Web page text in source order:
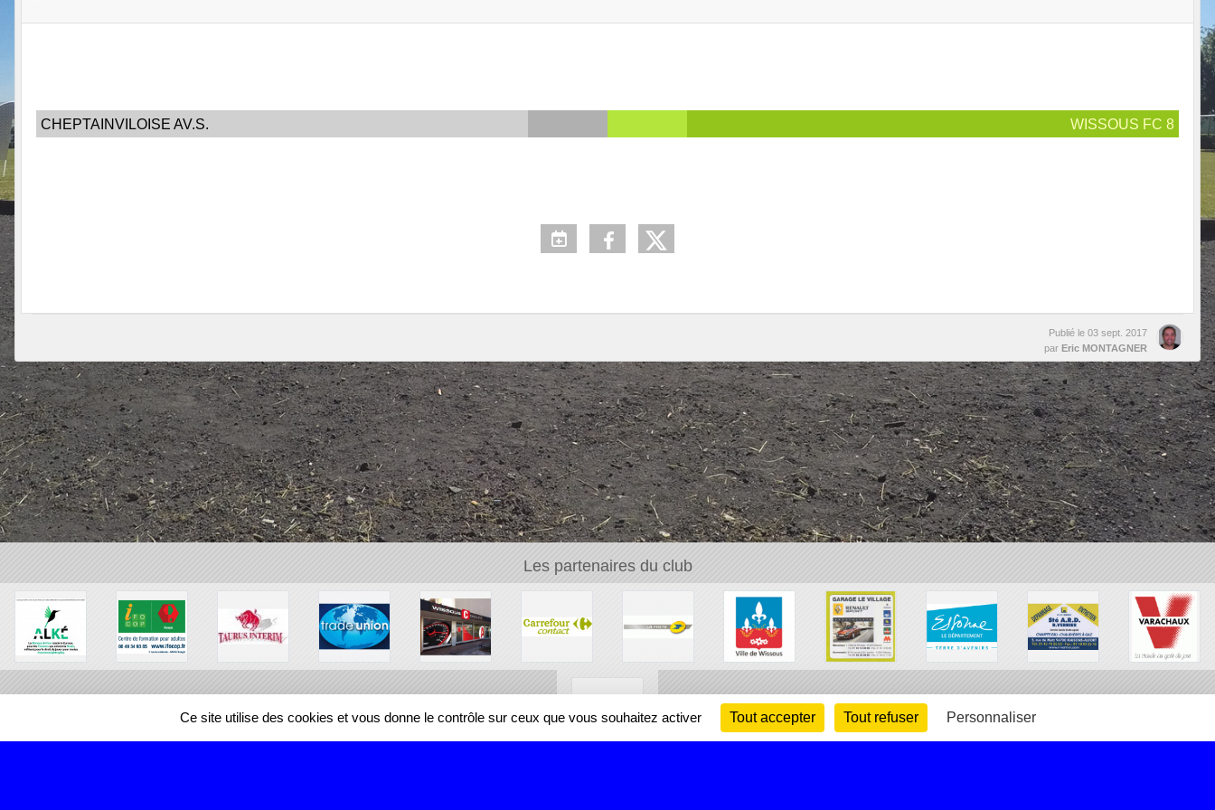
CHEPTAINVILOISE AV.S. WISSOUS FC 8
Publié le 03 sept. 2017
par Eric MONTAGNER
Les partenaires du club
Ce site utilise des cookies et vous donne le contrôle sur ceux que vous souhaitez activer Tout accepter Tout refuser Personnaliser